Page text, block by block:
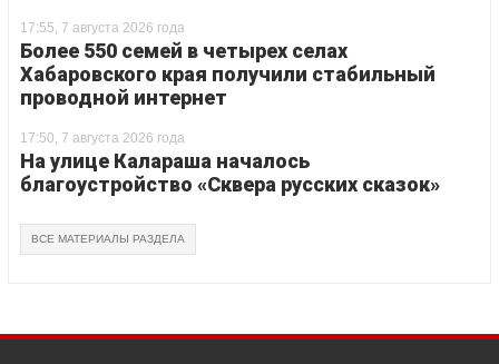
17:55, 7 августа 2026 года
Более 550 семей в четырех селах
Хабаровского края получили стабильный
проводной интернет
17:50, 7 августа 2026 года
На улице Калараша началось
благоустройство «Сквера русских сказок»
ВСЕ МАТЕРИАЛЫ РАЗДЕЛА